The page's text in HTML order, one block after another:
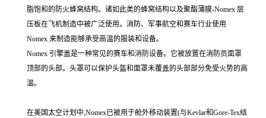
脂饱和的防火蜂窝结构。诸如此类的蜂窝结构以及聚酯薄膜-Nomex 层
压板在飞机制造中被广泛使用。消防、军事航空和赛车行业使用
Nomex 来制造能够承受高温的服装和设备。
Nomex 引擎盖是一种常见的赛车和消防设备。它被放置在消防员面罩
顶部的头部。头罩可以保护头盔和面罩未覆盖的头部部分免受火势的高
温。
在美国太空计划中,Nomex已被用于舱外移动装置(与Kevlar和Gore-Tex结